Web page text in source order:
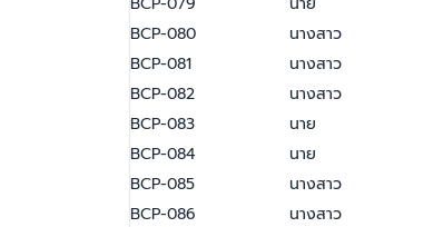
BCP-080
นางสาว
BCP-081
นางสาว
BCP-082
นางสาว
BCP-083
นาย
BCP-084
นาย
BCP-085
นางสาว
BCP-086
นางสาว